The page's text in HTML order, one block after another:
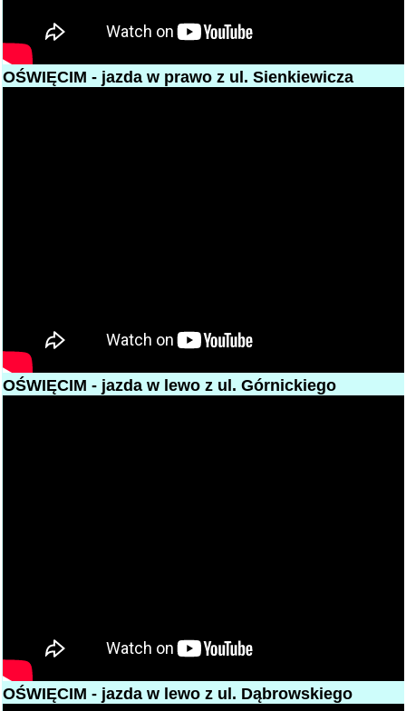
OŚWIĘCIM - jazda w prawo z ul. Sienkiewicza
OŚWIĘCIM - jazda w lewo z ul. Górnickiego
OŚWIĘCIM - jazda w lewo z ul. Dąbrowskiego